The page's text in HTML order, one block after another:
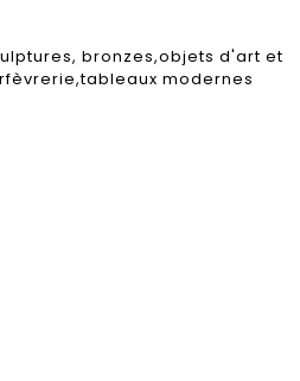
bronzes,objets d'art et
modernes